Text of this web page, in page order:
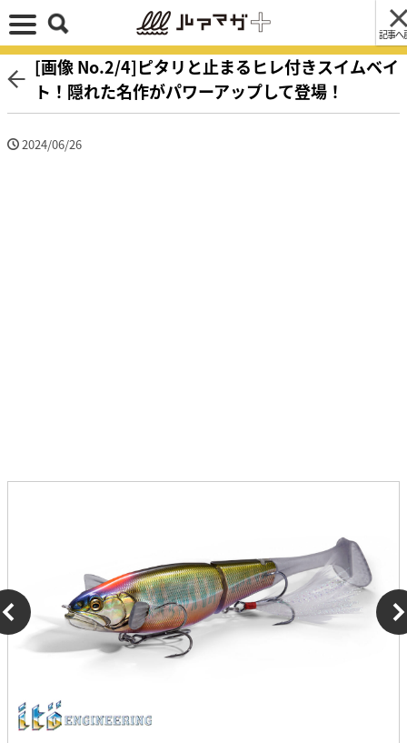
記事へ
[画像 No.2/4]ピタリと止まるヒレ付きスイムベイ
ト！隠れた名作がパワーアップして登場！
2024/06/26